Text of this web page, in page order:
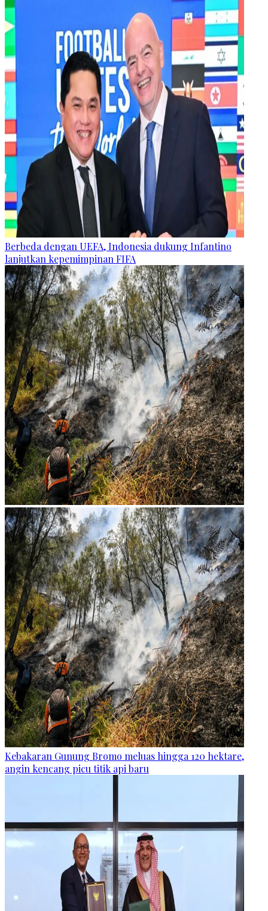
Berbeda dengan UEFA, Indonesia dukung Infantino
lanjutkan kepemimpinan FIFA
Kebakaran Gunung Bromo meluas hingga 120 hektare,
angin kencang picu titik api baru